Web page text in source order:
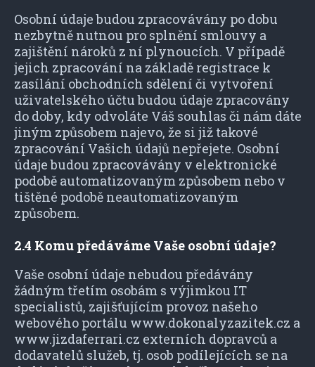
Osobní údaje budou zpracovávány po dobu
nezbytně nutnou pro splnění smlouvy a
zajištění nároků z ní plynoucích. V případě
jejich zpracování na základě registrace k
zasílání obchodních sdělení či vytvoření
uživatelského účtu budou údaje zpracovány
do doby, kdy odvoláte Váš souhlas či nám dáte
jiným způsobem najevo, že si již takové
zpracování Vašich údajů nepřejete. Osobní
údaje budou zpracovávány v elektronické
podobě automatizovaným způsobem nebo v
tištěné podobě neautomatizovaným
způsobem.
2.4 Komu předáváme Vaše osobní údaje?
Vaše osobní údaje nebudou předávány
žádným třetím osobám s výjimkou IT
specialistů, zajišťujícím provoz našeho
webového portálu www.dokonalyzazitek.cz a
www.jizdaferrari.cz externích dopravců a
dodavatelů služeb, tj. osob podílejících se na